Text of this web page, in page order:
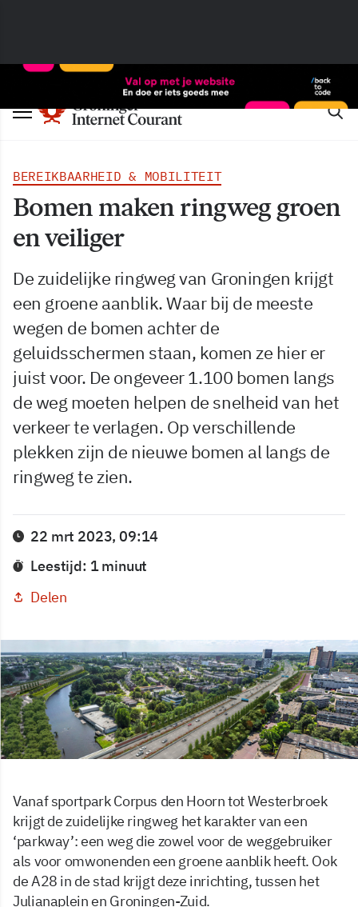
BEREIKBAARHEID & MOBILITEIT
Bomen maken ringweg groen
en veiliger
De zuidelijke ringweg van Groningen krijgt
een groene aanblik. Waar bij de meeste
wegen de bomen achter de
geluidsschermen staan, komen ze hier er
juist voor. De ongeveer 1.100 bomen langs
de weg moeten helpen de snelheid van het
verkeer te verlagen. Op verschillende
plekken zijn de nieuwe bomen al langs de
ringweg te zien.
22 mrt 2023, 09:14
Leestijd: 1 minuut
Delen
Vanaf sportpark Corpus den Hoorn tot Westerbroek
krijgt de zuidelijke ringweg het karakter van een
‘parkway’: een weg die zowel voor de weggebruiker
als voor omwonenden een groene aanblik heeft. Ook
de A28 in de stad krijgt deze inrichting, tussen het
Julianaplein en Groningen-Zuid.